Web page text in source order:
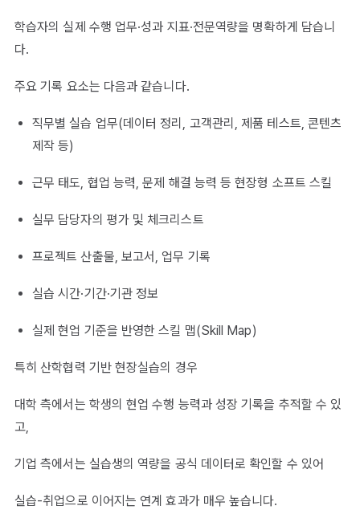
학습자의 실제 수행 업무·성과 지표·전문역량을 명확하게 담습니
다.
주요 기록 요소는 다음과 같습니다.
직무별 실습 업무(데이터 정리, 고객관리, 제품 테스트, 콘텐츠
제작 등)
근무 태도, 협업 능력, 문제 해결 능력 등 현장형 소프트 스킬
실무 담당자의 평가 및 체크리스트
프로젝트 산출물, 보고서, 업무 기록
실습 시간·기간·기관 정보
실제 현업 기준을 반영한 스킬 맵(Skill Map)
특히 산학협력 기반 현장실습의 경우
대학 측에서는 학생의 현업 수행 능력과 성장 기록을 추적할 수 있
고,
기업 측에서는 실습생의 역량을 공식 데이터로 확인할 수 있어
실습-취업으로 이어지는 연계 효과가 매우 높습니다.